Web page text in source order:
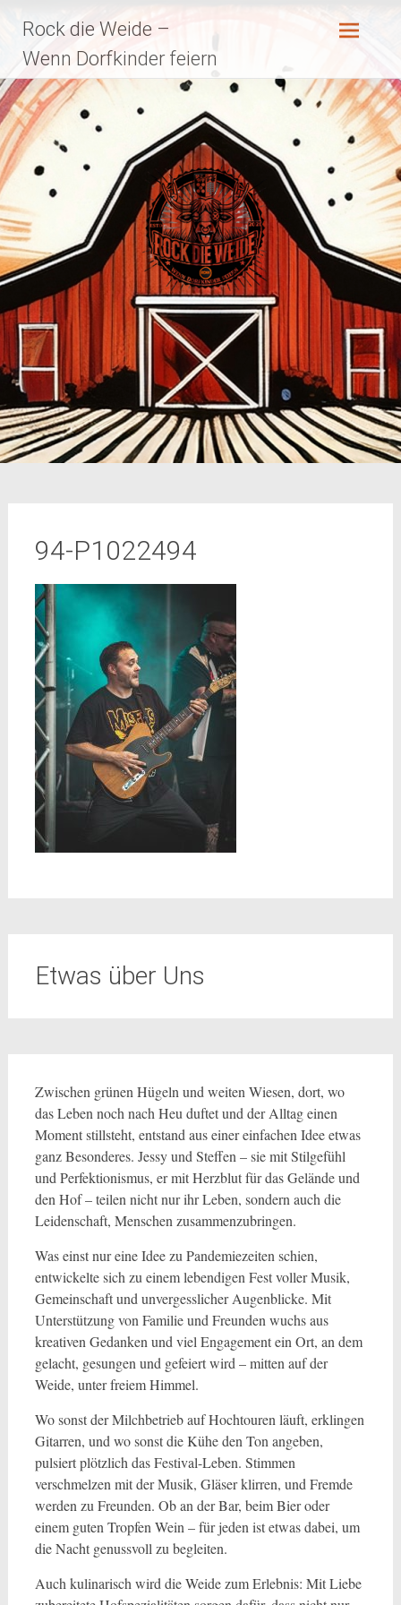
Inhalt
springen
Rock die Weide –
Wenn Dorfkinder feiern
94-P1022494
Etwas über Uns
Zwischen grünen Hügeln und weiten Wiesen, dort, wo
das Leben noch nach Heu duftet und der Alltag einen
Moment stillsteht, entstand aus einer einfachen Idee etwas
ganz Besonderes. Jessy und Steffen – sie mit Stilgefühl
und Perfektionismus, er mit Herzblut für das Gelände und
den Hof – teilen nicht nur ihr Leben, sondern auch die
Leidenschaft, Menschen zusammenzubringen.
Was einst nur eine Idee zu Pandemiezeiten schien,
entwickelte sich zu einem lebendigen Fest voller Musik,
Gemeinschaft und unvergesslicher Augenblicke. Mit
Unterstützung von Familie und Freunden wuchs aus
kreativen Gedanken und viel Engagement ein Ort, an dem
gelacht, gesungen und gefeiert wird – mitten auf der
Weide, unter freiem Himmel.
Wo sonst der Milchbetrieb auf Hochtouren läuft, erklingen
Gitarren, und wo sonst die Kühe den Ton angeben,
pulsiert plötzlich das Festival-Leben. Stimmen
verschmelzen mit der Musik, Gläser klirren, und Fremde
werden zu Freunden. Ob an der Bar, beim Bier oder
einem guten Tropfen Wein – für jeden ist etwas dabei, um
die Nacht genussvoll zu begleiten.
Auch kulinarisch wird die Weide zum Erlebnis: Mit Liebe